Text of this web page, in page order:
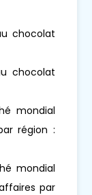
chocolat
chocolat
mondial
région :
mondial
par